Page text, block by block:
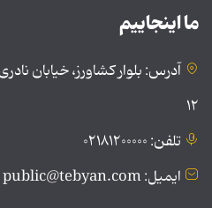
ما اینجاییم
آدرس: بلوار کشاورز، خیابان
۱۲
تلفن: ۰۲۱۸۱۲۰۰۰۰۰
ایمیل: public@tebyan.com